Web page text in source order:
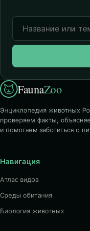
FaunaZoo
Энциклопедия животных
проверяем факты,
и помогаем заботиться о
Навигация
Атлас видов
Среды обитания
Биология животных